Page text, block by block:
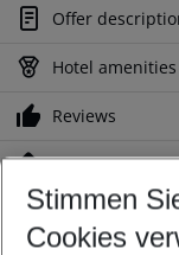
Offer
Hotel amenities
Reviews
Location
Customize your
Stimmen
Cookies